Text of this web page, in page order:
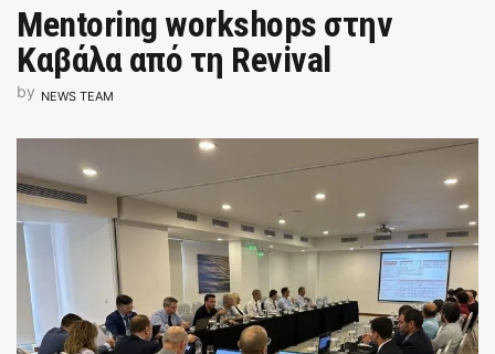
Mentoring workshops στην
Καβάλα από τη Revival
by NEWS TEAM